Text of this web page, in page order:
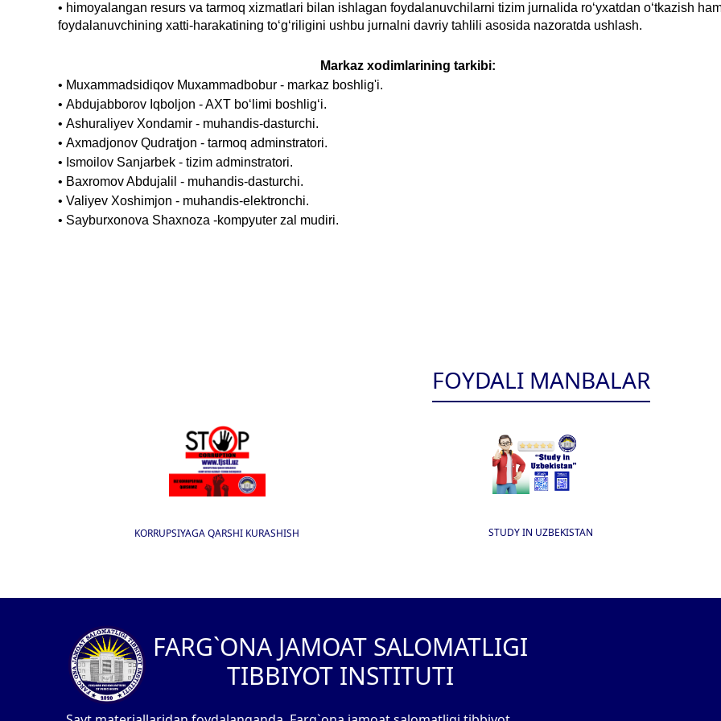
• himoyalangan resurs va tarmoq xizmatlari bilan ishlagan foydalanuvchilarni tizim jurnalida ro‘yxatdan o‘tkazish
foydalanuvchining xatti-harakatining to‘g‘riligini ushbu jurnalni davriy tahlili asosida nazoratda ushlash.
Markaz xodimlarining tarkibi:
• Muxammadsidiqov Muxammadbobur - markaz boshlig'i.
• Аbdujabborov Iqboljon - AXT bo‘limi boshlig‘i.
• Ashuraliyev Xondamir - muhandis-dasturchi.
• Axmadjonov Qudratjon - tarmoq adminstratori.
• Ismoilov Sanjarbek - tizim adminstratori.
• Baxromov Abdujalil - muhandis-dasturchi.
• Valiyev Xoshimjon - muhandis-elektronchi.
• Sayburxonova Shaxnoza -kompyuter zal mudiri.
FOYDALI MANBALAR
KORRUPSIYAGA QARSHI KURASHISH STUDY IN UZBEKISTAN
FARG`ONA JAMOAT SALOMATLIGI
TIBBIYOT INSTITUTI